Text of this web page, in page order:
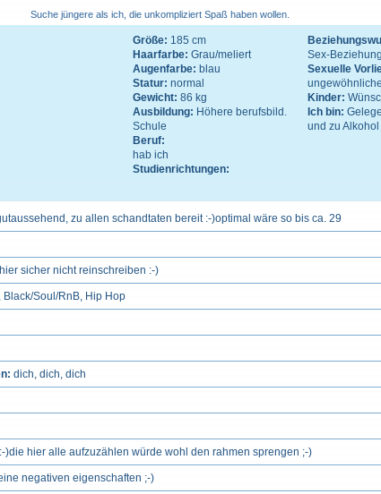
Suche jüngere als ich, die unkompliziert Spaß haben wollen.
Größe: 185 cm
Haarfarbe: Grau/meliert
Augenfarbe: blau
Statur: normal
Gewicht: 86 kg
Ausbildung: Höhere berufsbild.
Schule
Beruf:
hab ich
Studienrichtungen:
Sex-
Sexuelle
Kinder:
Ich bin:
und zu Alkohol
zu allen schandtaten bereit :-)optimal wäre so bis ca. 29
sicher nicht reinschreiben :-)
Black/Soul/RnB, Hip Hop
dich, dich, dich
)die hier alle aufzuzählen würde wohl den rahmen sprengen ;-)
negativen eigenschaften ;-)